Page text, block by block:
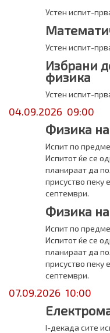
Устен испит-
Устен испит-
Избрани
физика
Устен испит-
04.09.2026 09:00
Физика на
Испит по
Испитот ќе се
планираат да
присуство пеку
септември.
Физика
Испит по
Испитот ќе се
планираат да
присуство пеку
септември.
07.09.2026 10:00
I-декада сите